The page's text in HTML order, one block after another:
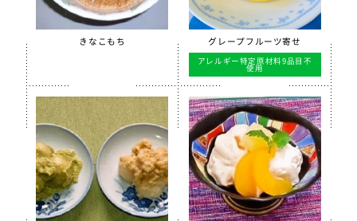
クラスメイト
うの花コロッケ（ひじき入り）
スクールチーズフォンデュサンドコロッケ
白花豆コロッケ
全学栄 かぼちゃチーズフライ
【只今休売中】全学栄 黒豆さつま
ソフトササミフレーク
ほぐしささみ（水煮）
きなこもち グレープフルーツ寄せ
アレルギー特定原材料9品目不
使用